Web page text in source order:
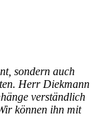
sondern auch
Herr Diekmann
verständlich
können ihn mit